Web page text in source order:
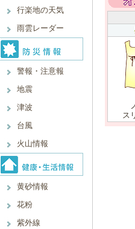
行楽地の天気
雨雲レーダー
警報・注意報
地震
津波
台風
火山情報
黄砂情報
花粉
紫外線
ス